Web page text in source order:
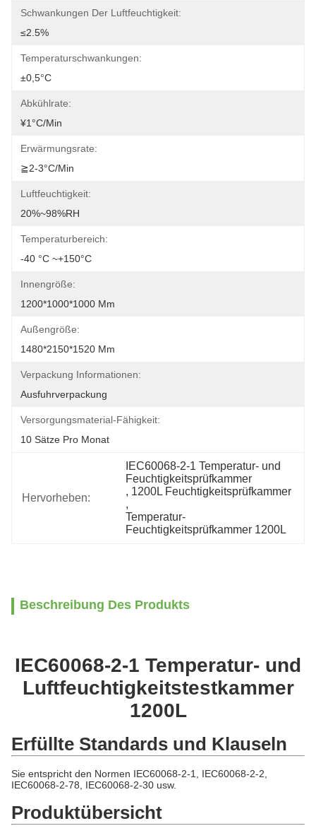
Schwankungen Der Luftfeuchtigkeit:
≤2.5%
Temperaturschwankungen:
±0,5°C
Abkühlrate:
¥1°C/min
Erwärmungsrate:
≧2-3°C/min
Luftfeuchtigkeit:
20%~98%RH
Temperaturbereich:
-40 °C ~+150°C
Innengröße:
1200*1000*1000 Mm
Außengröße:
1480*2150*1520 Mm
Verpackung Informationen:
Ausfuhrverpackung
Versorgungsmaterial-Fähigkeit:
10 Sätze Pro Monat
Hervorheben:
IEC60068-2-1 Temperatur- und
Feuchtigkeitsprüfkammer
, 1200L Feuchtigkeitsprüfkammer
,
Temperatur-
Feuchtigkeitsprüfkammer 1200L
Beschreibung Des Produkts
IEC60068-2-1 Temperatur- und
Luftfeuchtigkeitstestkammer
1200L
Erfüllte Standards und Klauseln
Sie entspricht den Normen IEC60068-2-1, IEC60068-2-2,
IEC60068-2-78, IEC60068-2-30 usw.
Produktübersicht